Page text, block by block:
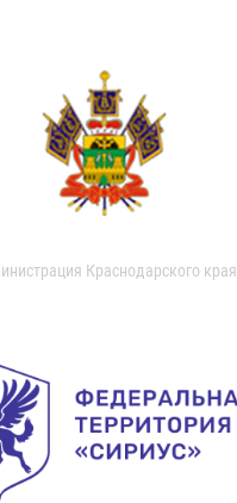
Краснодарского края